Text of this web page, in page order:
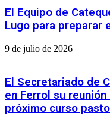
El Equipo de
Lugo para preparar
9 de julio de 2026
El Secretariado de
en Ferrol su
próximo curso